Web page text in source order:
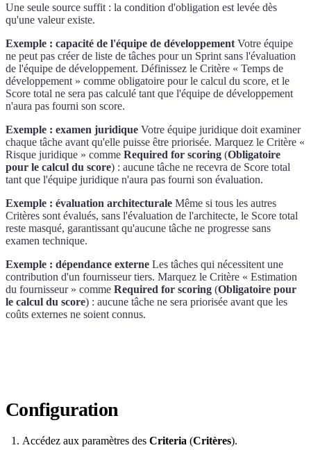
Une seule source suffit : la condition d'obligation est levée dès
qu'une valeur existe.
Exemple : capacité de l'équipe de développement Votre équipe
ne peut pas créer de liste de tâches pour un Sprint sans l'évaluation
de l'équipe de développement. Définissez le Critère « Temps de
développement » comme obligatoire pour le calcul du score, et le
Score total ne sera pas calculé tant que l'équipe de développement
n'aura pas fourni son score.
Exemple : examen juridique Votre équipe juridique doit examiner
chaque tâche avant qu'elle puisse être priorisée. Marquez le Critère «
Risque juridique » comme Required for scoring (Obligatoire
pour le calcul du score) : aucune tâche ne recevra de Score total
tant que l'équipe juridique n'aura pas fourni son évaluation.
Exemple : évaluation architecturale Même si tous les autres
Critères sont évalués, sans l'évaluation de l'architecte, le Score total
reste masqué, garantissant qu'aucune tâche ne progresse sans
examen technique.
Exemple : dépendance externe Les tâches qui nécessitent une
contribution d'un fournisseur tiers. Marquez le Critère « Estimation
du fournisseur » comme Required for scoring (Obligatoire pour
le calcul du score) : aucune tâche ne sera priorisée avant que les
coûts externes ne soient connus.
Configuration
Accédez aux paramètres des Criteria (Critères).